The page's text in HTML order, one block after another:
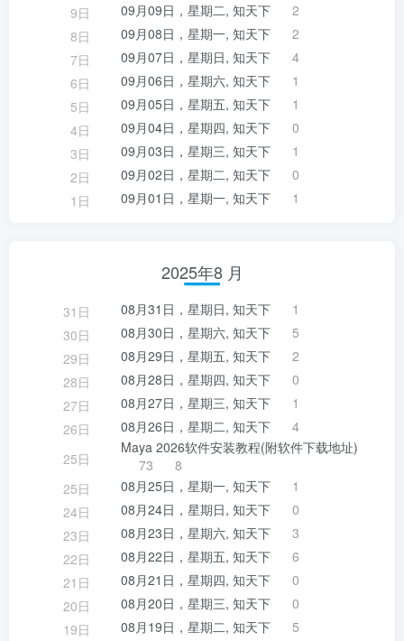
9日
09月09日，星期二, 知天下
2
8日
09月08日，星期一, 知天下
2
7日
09月07日，星期日, 知天下
4
6日
09月06日，星期六, 知天下
1
5日
09月05日，星期五, 知天下
1
4日
09月04日，星期四, 知天下
0
3日
09月03日，星期三, 知天下
1
2日
09月02日，星期二, 知天下
0
1日
09月01日，星期一, 知天下 1
2025年8 月
31日 08月31日，星期日, 知天下
1
30日
08月30日，星期六, 知天下
5
29日
08月29日，星期五, 知天下
2
28日
08月28日，星期四, 知天下
0
27日
08月27日，星期三, 知天下
1
26日
08月26日，星期二, 知天下
4
25日
Maya 2026软件安装教程(附软件下载地址)
73
8
25日
08月25日，星期一, 知天下
1
24日
08月24日，星期日, 知天下
0
23日
08月23日，星期六, 知天下
3
22日
08月22日，星期五, 知天下
6
21日
08月21日，星期四, 知天下
0
20日
08月20日，星期三, 知天下
0
19日
08月19日，星期二, 知天下 5